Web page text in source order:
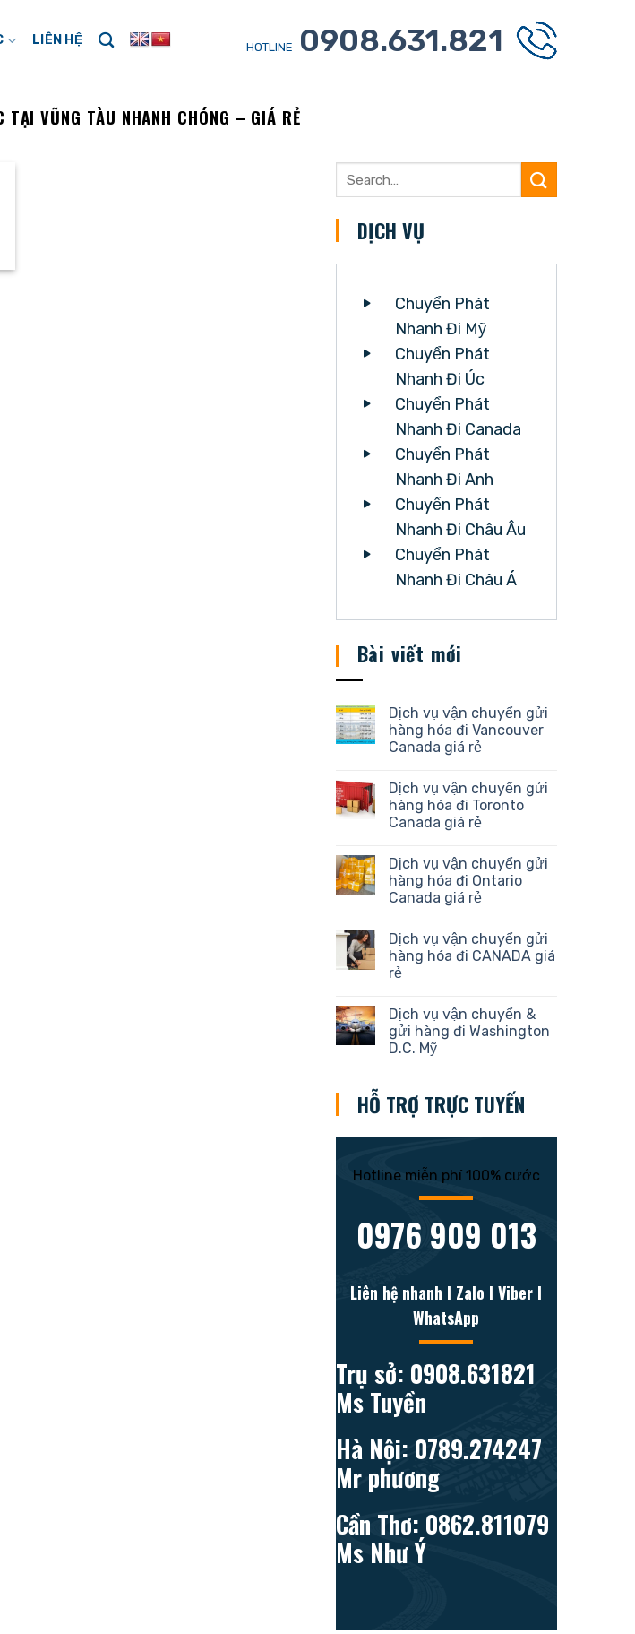
LIÊN HỆ HOTLINE 0908.631.821
TẠI VŨNG TÀU NHANH CHÓNG – GIÁ RẺ
DỊCH VỤ
Chuyển Phát
Nhanh Đi Mỹ
Chuyển Phát
Nhanh Đi Úc
Chuyển Phát
Nhanh Đi Canada
Chuyển Phát
Nhanh Đi Anh
Chuyển Phát
Nhanh Đi Châu Âu
Chuyển Phát
Nhanh Đi Châu Á
Bài viết mới
Dịch vụ vận chuyển gửi
hàng hóa đi Vancouver
Canada giá rẻ
Dịch vụ vận chuyển gửi
hàng hóa đi Toronto
Canada giá rẻ
Dịch vụ vận chuyển gửi
hàng hóa đi Ontario
Canada giá rẻ
Dịch vụ vận chuyển gửi
hàng hóa đi CANADA giá
rẻ
Dịch vụ vận chuyển &
gửi hàng đi Washington
D.C. Mỹ
HỖ TRỢ TRỰC TUYẾN
Hotline miễn phí 100% cước
0976 909 013
Liên hệ nhanh l Zalo l Viber l
WhatsApp
Trụ sở: 0908.631821
Ms Tuyền
Hà Nội: 0789.274247
Mr phương
Cần Thơ: 0862.811079
Ms Như Ý